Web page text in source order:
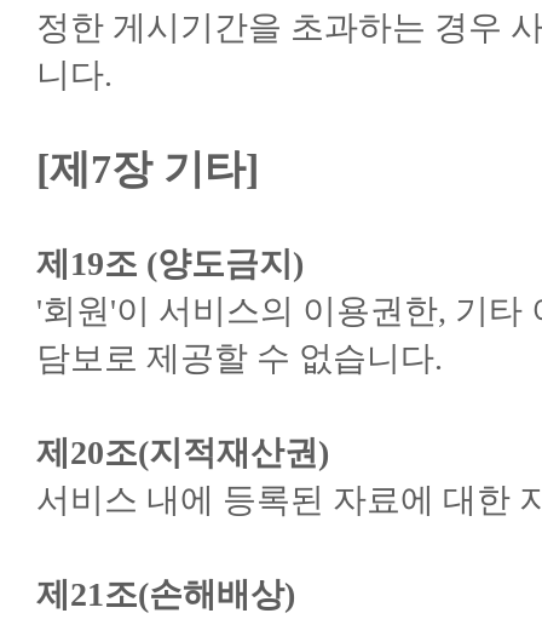
정한 게시기간을 초과하는 경우
니다.
[제7장 기타]
제19조 (양도금지)
'회원'이 서비스의 이용권한, 기
담보로 제공할 수 없습니다.
제20조(지적재산권)
서비스 내에 등록된 자료에 대한
제21조(손해배상)